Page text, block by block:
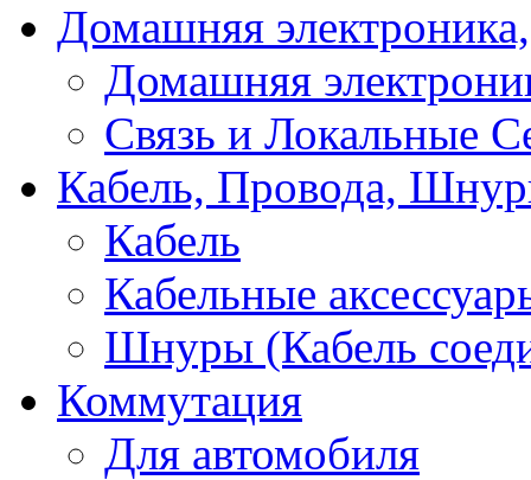
Домашняя
Домашняя
Связь и Локальные
Кабель, Провода,
Кабель
Кабельные
Шнуры (Кабель
Коммутация
Для автомобиля